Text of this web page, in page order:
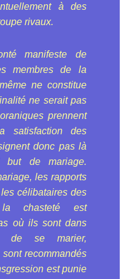
à des
rivaux.
manifeste de
membres de la
ne constitue
ne serait pas
prennent
satisfaction des
donc pas là
but de mariage.
les rapports
célibataires des
chasteté est
où ils sont dans
de se marier,
recommandés
est punie